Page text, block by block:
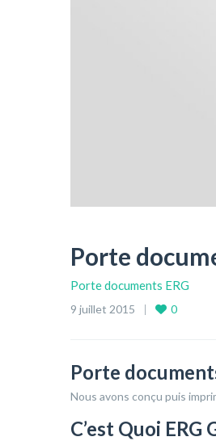
Porte
Porte documents ERG
9 juillet 2015 0
Porte
Nous avons conçu puis
C’est Quoi ERG